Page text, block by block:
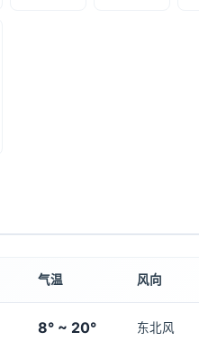
气温 风向
8° ~ 20° 东北风